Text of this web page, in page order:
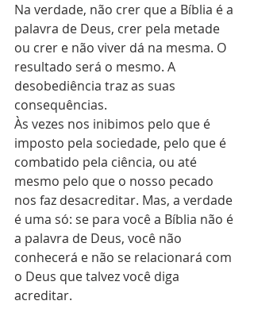
Na verdade, não crer que a Bíblia é a
palavra de Deus, crer pela metade
ou crer e não viver dá na mesma. O
resultado será o mesmo. A
desobediência traz as suas
consequências.
Às vezes nos inibimos pelo que é
imposto pela sociedade, pelo que é
combatido pela ciência, ou até
mesmo pelo que o nosso pecado
nos faz desacreditar. Mas, a verdade
é uma só: se para você a Bíblia não é
a palavra de Deus, você não
conhecerá e não se relacionará com
o Deus que talvez você diga
acreditar.